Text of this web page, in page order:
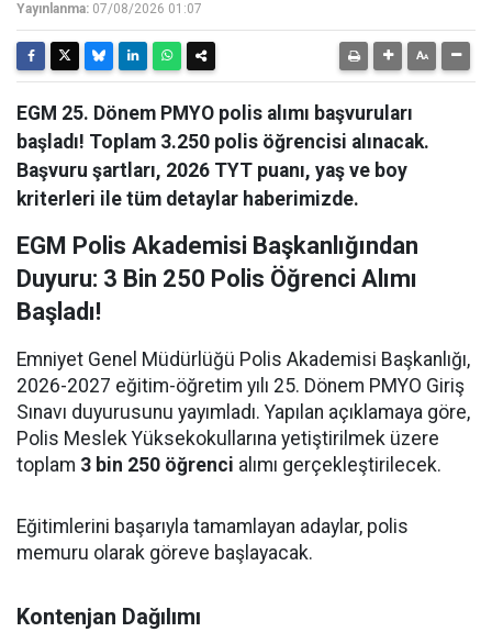
Yayınlanma: 07/08/2026 01:07
EGM 25. Dönem PMYO polis alımı başvuruları
başladı! Toplam 3.250 polis öğrencisi alınacak.
Başvuru şartları, 2026 TYT puanı, yaş ve boy
kriterleri ile tüm detaylar haberimizde.
EGM Polis Akademisi Başkanlığından
Duyuru: 3 Bin 250 Polis Öğrenci Alımı
Başladı!
Emniyet Genel Müdürlüğü Polis Akademisi Başkanlığı,
2026-2027 eğitim-öğretim yılı 25. Dönem PMYO Giriş
Sınavı duyurusunu yayımladı. Yapılan açıklamaya göre,
Polis Meslek Yüksekokullarına yetiştirilmek üzere
toplam 3 bin 250 öğrenci alımı gerçekleştirilecek.
Eğitimlerini başarıyla tamamlayan adaylar, polis
memuru olarak göreve başlayacak.
Kontenjan Dağılımı